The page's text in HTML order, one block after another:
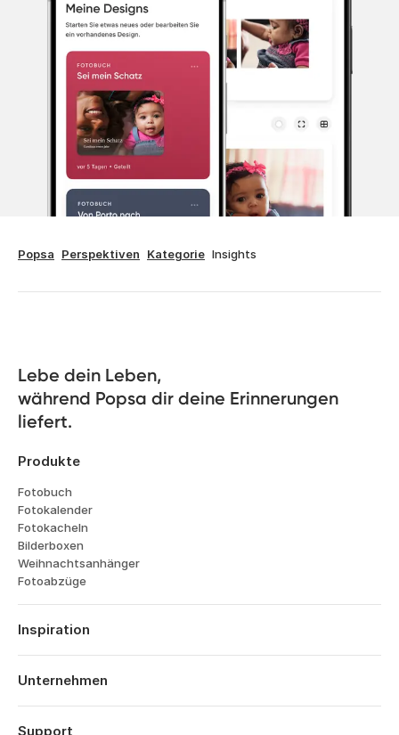
Popsa Perspektiven Kategorie Insights
Lebe dein Leben,
während Popsa dir deine Erinnerungen
liefert.
Produkte
Fotobuch
Fotokalender
Fotokacheln
Bilderboxen
Weihnachtsanhänger
Fotoabzüge
Inspiration
Reisen
Hochzeiten
Jahrestage
Unternehmen
Über Popsa
Funktionen
Support